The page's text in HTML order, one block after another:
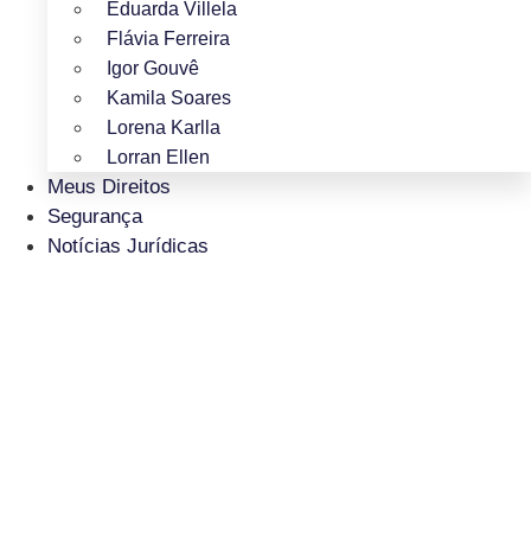
Eduarda Villela
Flávia Ferreira
Igor Gouvê
Kamila Soares
Lorena Karlla
Lorran Ellen
Meus Direitos
Segurança
Notícias Jurídicas